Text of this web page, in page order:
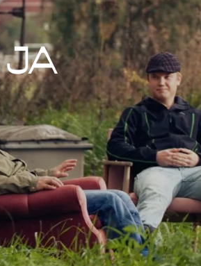
ja